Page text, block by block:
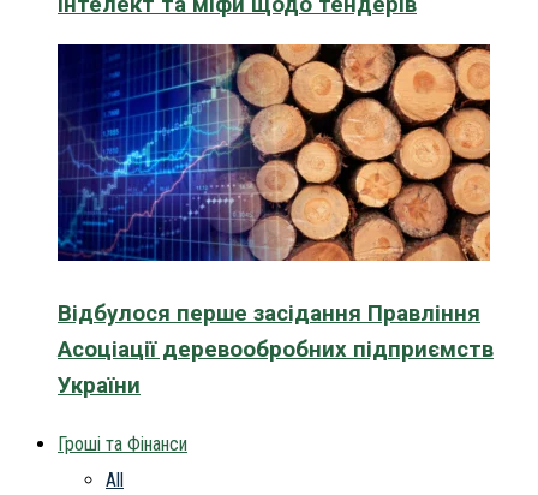
Відбулося перше засідання Правління
Асоціації деревообробних підприємств
України
Гроші та Фінанси
All